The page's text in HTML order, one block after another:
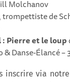
Molchanov
trompettiste de
Pierre et le loup
Danse-Élancé –
inscrire via